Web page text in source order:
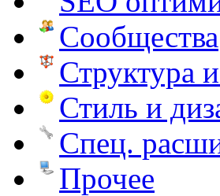
Сообщества
Структура
Стиль и
Спец.
Прочее